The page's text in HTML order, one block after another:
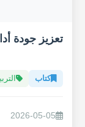
تعزيز جودة
كتاب
2026-05-05